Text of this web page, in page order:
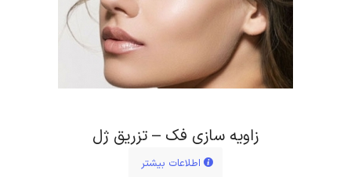
زاویه سازی فک – تزریق ژل
اطلاعات بیشتر